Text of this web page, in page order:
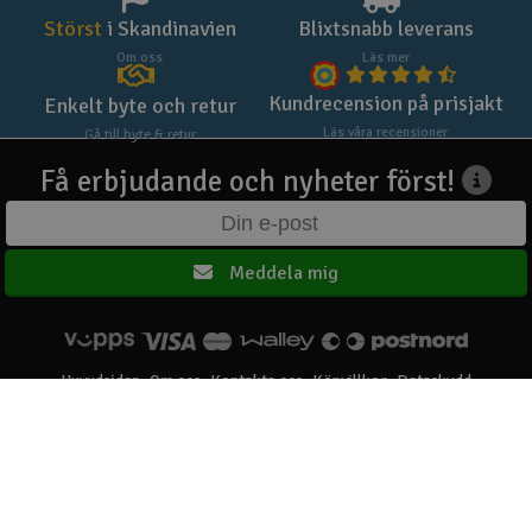
Störst i Skandinavien
Om oss
Blixtsnabb leverans
Läs mer
Enkelt byte och retur
Gå till byte & retur
Kundrecension på prisjakt
Läs våra recensioner
Få erbjudande och nyheter först!
Meddela mig
Huvudsidan Om oss Kontakta oss Köpvillkor Dataskydd